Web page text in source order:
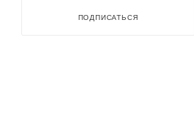
ПОДПИСАТЬСЯ